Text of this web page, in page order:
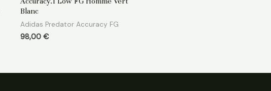
sur
5
Blanc
Adidas Predator Accuracy FG
98,00 €